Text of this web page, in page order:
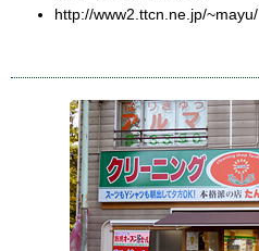
http://www2.ttcn.ne.jp/~mayu/